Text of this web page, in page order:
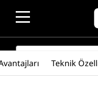
SEARCH
Teknik